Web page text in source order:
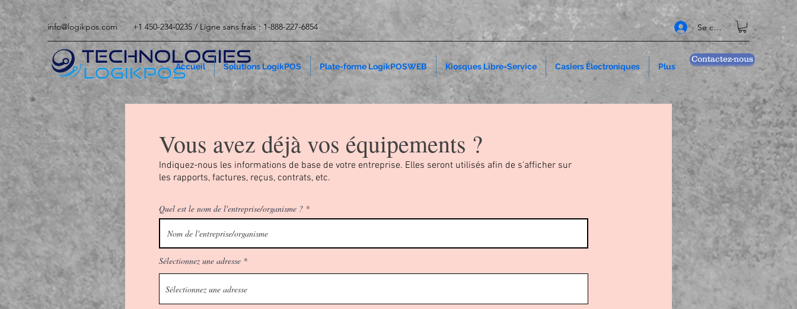
info@logikpos.com +1 450-234-0235 / Ligne sans frais : 1-888-227-6854 Se connecter
Accueil Solutions LogikPOS Plate-forme LogikPOSWEB Kiosques Libre-Service Casiers Électroniques Plus
Contactez-nous
Vous avez déjà vos équipements ?
Indiquez-nous les informations de base de votre entreprise. Elles seront utilisés afin de s'afficher sur
les rapports, factures, reçus, contrats, etc.
Quel est le nom de l'entreprise/organisme ?
Sélectionnez une adresse